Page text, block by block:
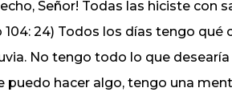
Señor! Todas las hiciste con
24) Todos los días tengo qué
No tengo todo lo que
puedo hacer algo, tengo una